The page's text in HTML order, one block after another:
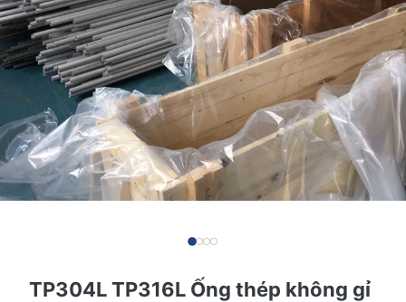
TP304L TP316L Ống thép không gỉ